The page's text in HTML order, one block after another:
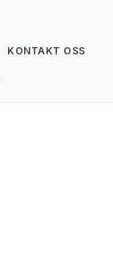
KONTAKT OSS